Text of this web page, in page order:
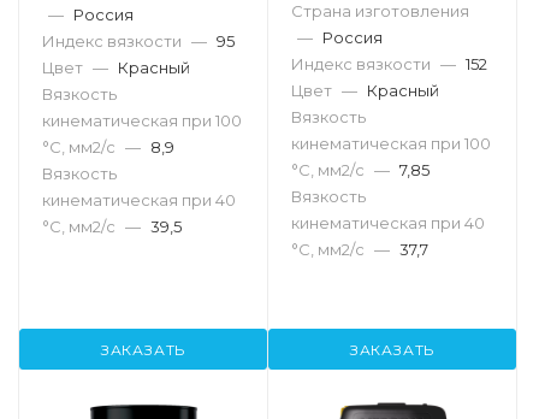
— Россия
Индекс вязкости — 95
Цвет — Красный
Вязкость
кинематическая при 100
°С, мм2/с — 8,9
Вязкость
кинематическая при 40
°С, мм2/с — 39,5
ЗАКАЗАТЬ
Страна изготовления
— Россия
Индекс вязкости — 152
Цвет — Красный
Вязкость
кинематическая при 100
°С, мм2/с — 7,85
Вязкость
кинематическая при 40
°С, мм2/с — 37,7
ЗАКАЗАТЬ